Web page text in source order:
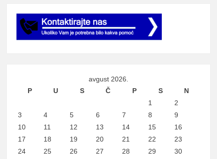
avgust 2026.
P
U S Č P S
N
1
2
3
4 5 6 7 8
9
10
11 12 13 14 15
16
17
18 19 20 21 22
23
24
25 26 27 28 29
30